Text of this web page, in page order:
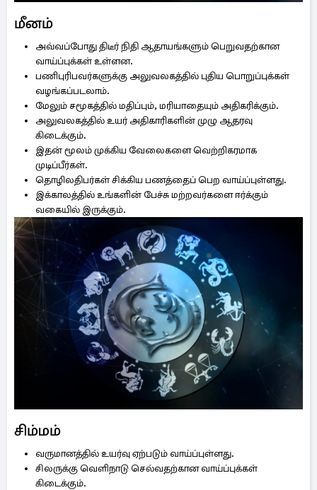
மீனம்
அவ்வப்போது திடீர் நிதி ஆதாயங்களும் பெறுவதற்கான
வாய்ப்புக்கள் உள்ளன.
பணிபுரிபவர்களுக்கு அலுவலகத்தில் புதிய பொறுப்புக்கள்
வழங்கப்படலாம்.
மேலும் சமூகத்தில் மதிப்பும், மரியாதையும் அதிகரிக்கும்.
அலுவலகத்தில் உயர் அதிகாரிகளின் முழு ஆதரவு
கிடைக்கும்.
இதன் மூலம் முக்கிய வேலைகளை வெற்றிகரமாக
முடிப்பீர்கள்.
தொழிலதிபர்கள் சிக்கிய பணத்தைப் பெற வாய்ப்புள்ளது.
இக்காலத்தில் உங்களின் பேச்சு மற்றவர்களை ஈர்க்கும்
வகையில் இருக்கும்.
சிம்மம்
வருமானத்தில் உயர்வு ஏற்படும் வாய்ப்புள்ளது.
சிலருக்கு வெளிநாடு செல்வதற்கான வாய்ப்புக்கள்
கிடைக்கும்.